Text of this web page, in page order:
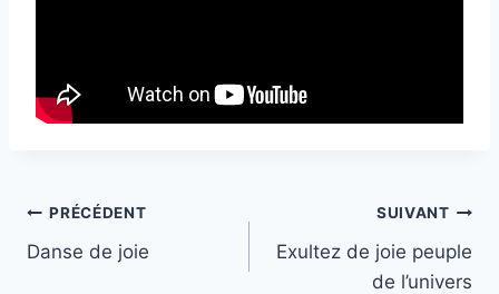
Navigation
de
PRÉCÉDENT
Danse de joie
SUIVANT
Exultez de joie peuple
de l’univers